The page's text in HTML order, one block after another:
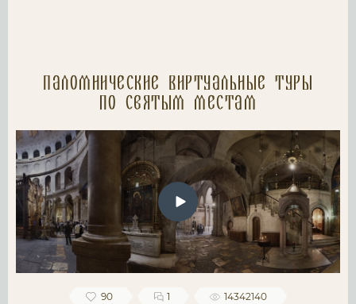
Паломнические Виртуальные туры
по святым местам
90 1 14342140